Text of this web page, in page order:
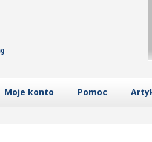
Moje konto Pomoc